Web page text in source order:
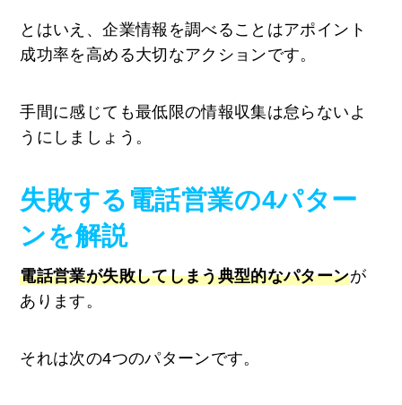
とはいえ、企業情報を調べることはアポイント
成功率を高める大切なアクションです。
手間に感じても最低限の情報収集は怠らないよ
うにしましょう。
失敗する電話営業の4パター
ンを解説
電話営業が失敗してしまう典型的なパターンが
あります。
それは次の4つのパターンです。